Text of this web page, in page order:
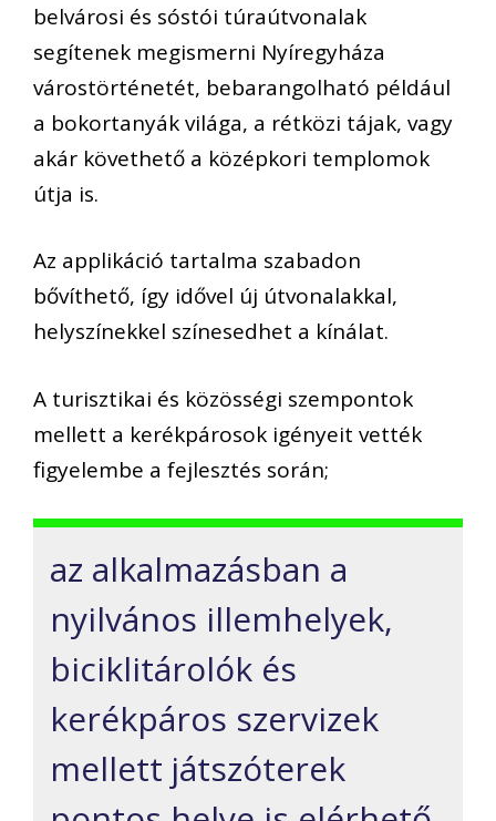
belvárosi és sóstói túraútvonalak
segítenek megismerni Nyíregyháza
várostörténetét, bebarangolható például
a bokortanyák világa, a rétközi tájak, vagy
akár követhető a középkori templomok
útja is.
Az applikáció tartalma szabadon
bővíthető, így idővel új útvonalakkal,
helyszínekkel színesedhet a kínálat.
A turisztikai és közösségi szempontok
mellett a kerékpárosok igényeit vették
figyelembe a fejlesztés során;
az alkalmazásban a
nyilvános illemhelyek,
biciklitárolók és
kerékpáros szervizek
mellett játszóterek